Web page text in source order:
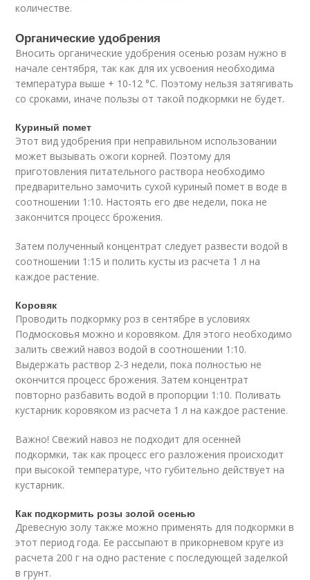
количестве.
Органические удобрения
Вносить органические удобрения осенью розам нужно в
начале сентября, так как для их усвоения необходима
температура выше + 10-12 °С. Поэтому нельзя затягивать
со сроками, иначе пользы от такой подкормки не будет.
Куриный помет
Этот вид удобрения при неправильном использовании
может вызывать ожоги корней. Поэтому для
приготовления питательного раствора необходимо
предварительно замочить сухой куриный помет в воде в
соотношении 1:10. Настоять его две недели, пока не
закончится процесс брожения.
Затем полученный концентрат следует развести водой в
соотношении 1:15 и полить кусты из расчета 1 л на
каждое растение.
Коровяк
Проводить подкормку роз в сентябре в условиях
Подмосковья можно и коровяком. Для этого необходимо
залить свежий навоз водой в соотношении 1:10.
Выдержать раствор 2-3 недели, пока полностью не
окончится процесс брожения. Затем концентрат
повторно разбавить водой в пропорции 1:10. Поливать
кустарник коровяком из расчета 1 л на каждое растение.
Важно! Свежий навоз не подходит для осенней
подкормки, так как процесс его разложения происходит
при высокой температуре, что губительно действует на
кустарник.
Как подкормить розы золой осенью
Древесную золу также можно применять для подкормки в
этот период года. Ее рассыпают в прикорневом круге из
расчета 200 г на одно растение с последующей заделкой
в грунт.